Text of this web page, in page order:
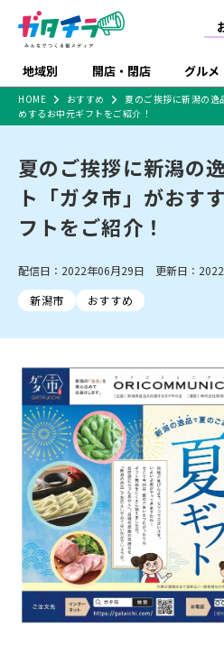
地域別 開店・閉店 グルメ
新潟市
中越
佐渡
新潟市中央区 新潟市東区
新潟市南区
新潟市江南区 新
村上・関川
新発田・聖籠
胎
三条・加茂・田上
五泉・阿賀野
長岡・見附
小千谷・十日町・津
柏崎・刈羽・出雲崎
上越・妙高
開店
リニューアル・移転
新潟市・開店
新潟市・閉店
長岡市・閉店
上越市・開店
ラーメン・開店
ラーメン・閉店
ラーメン
和食
スイーツ
ご当地グルメ 食べ歩き テ
カフェ
居酒屋・バー 焼肉
パン・ベーカリー
タレカツ・豚
旨辛・激辛
定食・町定食 海
日本酒・新潟清酒
ワイン・クラ
ケーキ・パフェ
ビアガーデン・
忘新年会・歓送迎会
体験・販売
趣味・展示会
スポーツ
セミナー・講演会 子ども向け
住宅展示場
完成見学会 学
施設・ショップ
食品メーカー・県産
習い事・塾 アパレル・雑貨
観光スポット
温泉・入浴 ホ
病院・クリニック
イオンモール
ビルボードプレイスBP
新潟伊勢
リバーサイド千秋
パティオ
特売セール
特集・まとめ記事
セツコママ ランキング 新
開店まとめ
閉店まとめ
食品スーパー・コンビ
ショッピングモール・
大型施設
ファッション
新車・中古車・カー用品
旅行・
冠婚葬祭
習い事・塾 通販・
官公庁・自治体
新潟市 チラシ
上越・妙高・糸魚川 チラシ
注
火曜セール
オープン・リニュー
周年祭・感謝祭セール
年末・初
HOME おすすめ
夏のご挨拶に新潟の逸
めするお中元ギフトをご紹介！
夏のご挨拶に新潟の
ト「ガタ市」がおす
フトをご紹介！
配信日：2022年06月29日 更新日：
新潟市
おすすめ